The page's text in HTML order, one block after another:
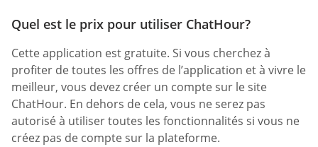
Quel est le prix pour utiliser ChatHour?
Cette application est gratuite. Si vous cherchez à
profiter de toutes les offres de l’application et à vivre le
meilleur, vous devez créer un compte sur le site
ChatHour. En dehors de cela, vous ne serez pas
autorisé à utiliser toutes les fonctionnalités si vous ne
créez pas de compte sur la plateforme.